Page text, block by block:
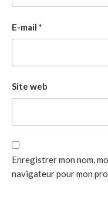
E-mail *
Site web
Enregistrer mon nom,
navigateur pour mon